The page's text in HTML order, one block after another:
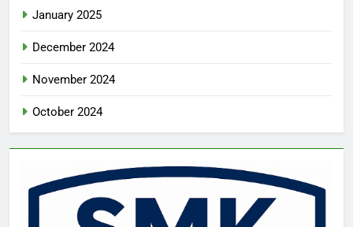
January 2025
December 2024
November 2024
October 2024